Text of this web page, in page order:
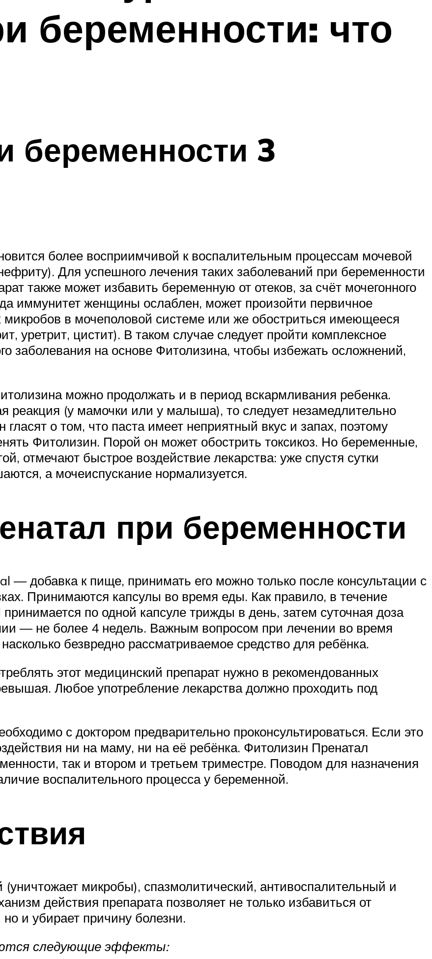
беременности: что
беременности 3
более восприимчивой к воспалительным процессам мочевой
Для успешного лечения таких заболеваний при беременности
также может избавить беременную от отеков, за счёт мочегонного
иммунитет женщины ослаблен, может произойти первичное
в мочеполовой системе или же обостриться имеющееся
уретрит, цистит). В таком случае следует пройти комплексное
заболевания на основе Фитолизина, чтобы избежать осложнений,
можно продолжать и в период вскармливания ребенка.
реакция (у мамочки или у малыша), то следует незамедлительно
о том, что паста имеет неприятный вкус и запах, поэтому
Фитолизин. Порой он может обострить токсикоз. Но беременные,
отмечают быстрое воздействие лекарства: уже спустя сутки
а мочеиспускание нормализуется.
при беременности
— добавка к пище, принимать его можно только после консультации с
Принимаются капсулы во время еды. Как правило, в течение
по одной капсуле трижды в день, затем суточная доза
— не более 4 недель. Важным вопросом при лечении во время
безвредно рассматриваемое средство для ребёнка.
этот медицинский препарат нужно в рекомендованных
Любое употребление лекарства должно проходить под
с доктором предварительно проконсультироваться. Если это
ни на маму, ни на её ребёнка. Фитолизин Пренатал
так и втором и третьем триместре. Поводом для назначения
воспалительного процесса у беременной.
микробы), спазмолитический, антивоспалительный и
действия препарата позволяет не только избавиться от
и убирает причину болезни.
следующие эффекты: